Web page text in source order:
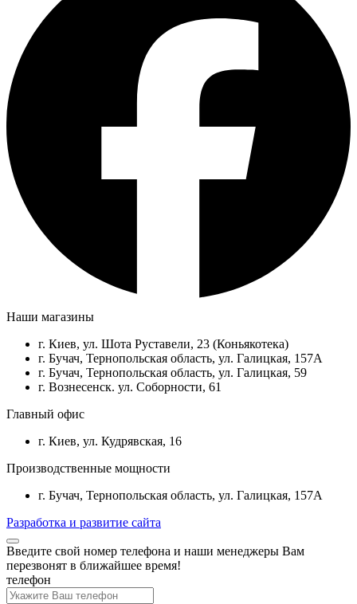
Наши магазины
г. Киев, ул. Шота Руставели, 23 (Коньякотека)
г. Бучач, Тернопольская область, ул. Галицкая, 157А
г. Бучач, Тернопольская область, ул. Галицкая, 59
г. Вознесенск. ул. Соборности, 61
Главный офис
г. Киев, ул. Кудрявская, 16
Производственные мощности
г. Бучач, Тернопольская область, ул. Галицкая, 157А
Разработка и развитие сайта
Введите свой номер телефона и наши менеджеры Вам
перезвонят в ближайшее время!
телефон